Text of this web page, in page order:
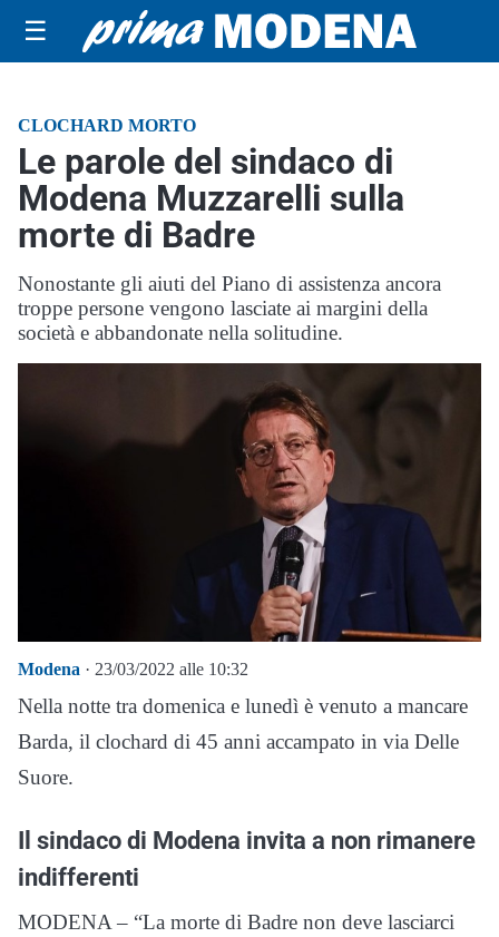
☰
CLOCHARD MORTO
Le parole del sindaco di
Modena Muzzarelli sulla
morte di Badre
Nonostante gli aiuti del Piano di assistenza ancora
troppe persone vengono lasciate ai margini della
società e abbandonate nella solitudine.
Modena · 23/03/2022 alle 10:32
Nella notte tra domenica e lunedì è venuto a mancare
Barda, il clochard di 45 anni accampato in via Delle
Suore.
Il sindaco di Modena invita a non rimanere
indifferenti
MODENA – “La morte di Badre non deve lasciarci